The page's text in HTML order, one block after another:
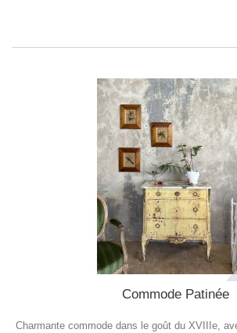
Commode Patinée
Charmante commode dans le goût du XVIIIe,